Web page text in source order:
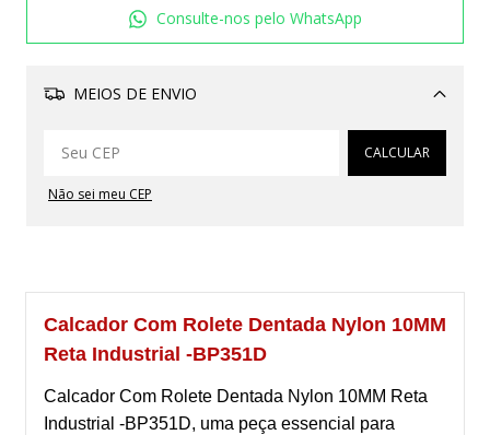
Consulte-nos pelo WhatsApp
MEIOS DE ENVIO
Alterar CEP
CALCULAR
Não sei meu CEP
Calcador Com Rolete Dentada Nylon 10MM
Reta Industrial -BP351D
Calcador Com Rolete Dentada Nylon 10MM Reta
Industrial -BP351D, uma peça essencial para